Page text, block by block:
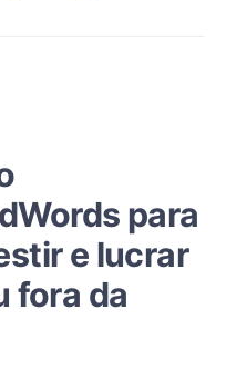
para
e lucrar
fora da